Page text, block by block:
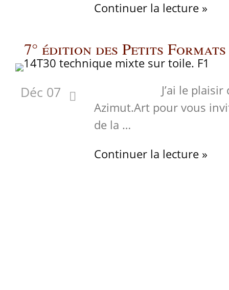
Continuer la lecture »
7° édition des Petits Formats
Déc 07
J’ai le plaisir de
Azimut.Art pour vous
de la …
Continuer la lecture »